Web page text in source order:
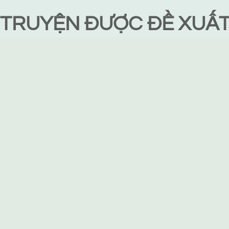
TRUYỆN ĐƯỢC ĐỀ